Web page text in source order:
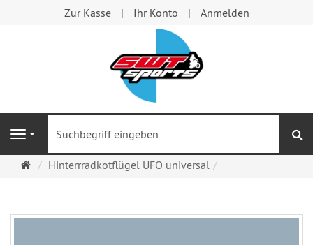
Zur Kasse Ihr Konto Anmelden
Navigation
Startseite
Hinterrradkotflügel UFO universal